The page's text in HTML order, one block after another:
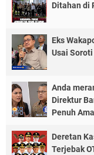
Ditahan di
Eks
Usai
Anda
Direktur
Penuh
Deretan
Terjebak